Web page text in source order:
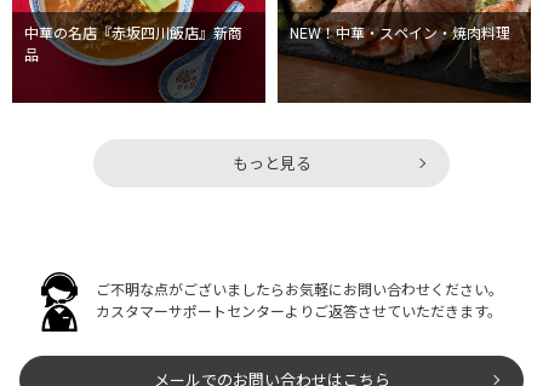
中華の名店『赤坂四川飯店』新商
品
NEW！中華・スペイン・焼肉料理
もっと見る
ご不明な点がございましたらお気軽にお問い合わせください。
カスタマーサポートセンターよりご返答させていただきます。
メールでのお問い合わせはこちら